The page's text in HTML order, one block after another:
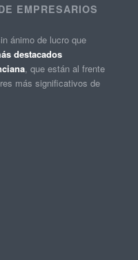
EMPRESARIOS
ánimo de lucro que
destacados
, que están al frente
más significativos de